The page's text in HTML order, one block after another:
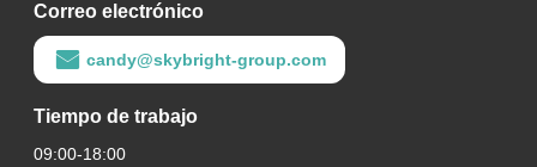
Correo electrónico
candy@skybright-group.com
Tiempo de trabajo
09:00-18:00